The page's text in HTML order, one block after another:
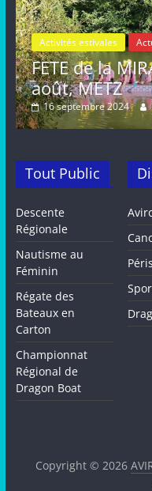
Activités estivales
FETE de la
août, METZ
16 septembre 2024
Tout Public
Descente
Régionale
Nautisme au
Féminin
Régate des
Bateaux en
Carton
Championnat
Régional de
Dragon Boat
Copyright © 2026